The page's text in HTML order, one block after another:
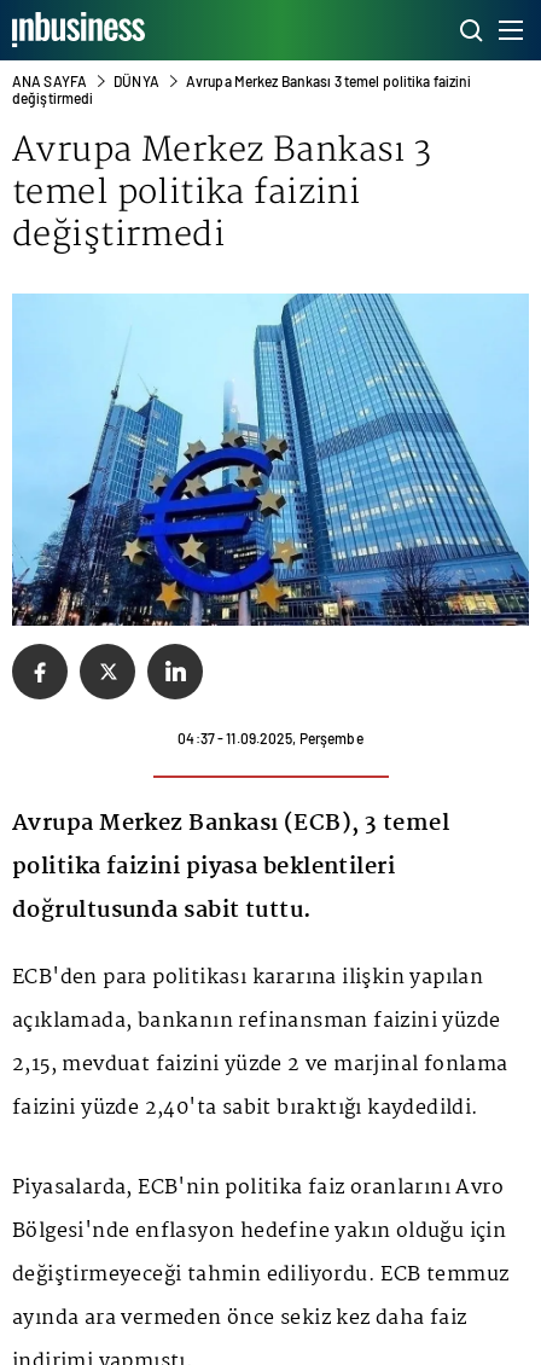
ANA SAYFA DÜNYA
Avrupa Merkez Bankası 3 temel politika faizini
değiştirmedi
Avrupa Merkez Bankası 3
temel politika faizini
değiştirmedi
04:37 - 11.09.2025, Perşembe
Avrupa Merkez Bankası (ECB), 3 temel
politika faizini piyasa beklentileri
doğrultusunda sabit tuttu.
ECB'den para politikası kararına ilişkin yapılan
açıklamada, bankanın refinansman faizini yüzde
2,15, mevduat faizini yüzde 2 ve marjinal fonlama
faizini yüzde 2,40'ta sabit bıraktığı kaydedildi.
Piyasalarda, ECB'nin politika faiz oranlarını Avro
Bölgesi'nde enflasyon hedefine yakın olduğu için
değiştirmeyeceği tahmin ediliyordu. ECB temmuz
ayında ara vermeden önce sekiz kez daha faiz